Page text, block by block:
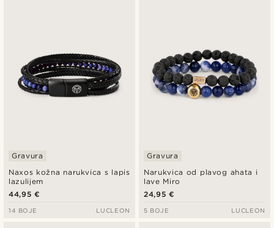
Naxos kožna narukvica s lapis
lazulijem
Gravura
44,95 €
14 BOJE LUCLEON
Narukvica od plavog ahata i
lave Miro
Gravura
24,95 €
5 BOJE LUCLEON